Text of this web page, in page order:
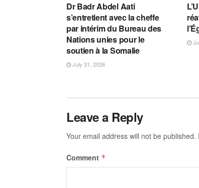
Dr Badr Abdel Aati
s’entretient avec la cheffe
par intérim du Bureau des
Nations unies pour le
soutien à la Somalie
July 31, 2026
Leave a Reply
Your email address will not be published.
Comment *